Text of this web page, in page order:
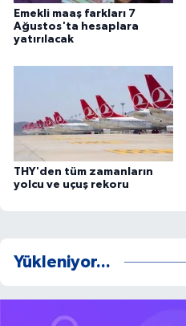
Emekli maaş farkları 7
Ağustos'ta hesaplara
yatırılacak
THY'den tüm zamanların
yolcu ve uçuş rekoru
Yükleniyor...